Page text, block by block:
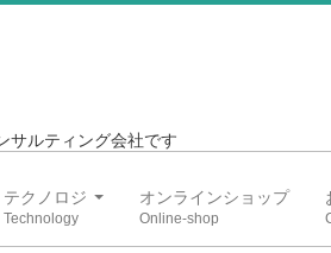
サルティング会社です
テクノロジ オンラインショップ